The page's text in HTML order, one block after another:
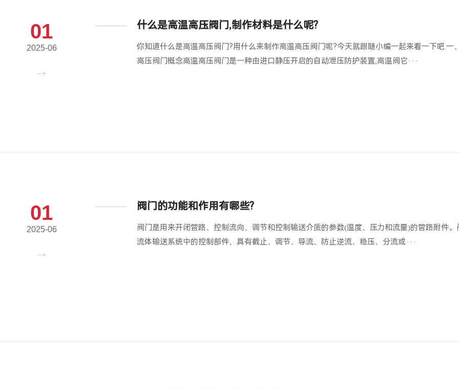
01
2025-06
什么是高温高压阀门,制作材料是什么呢?
你知道什么是高温高压阀门?用什么来制作高温高压阀门呢?今天就跟随小编一起来看一下吧.一
高压阀门概念高温高压阀门是一种由进口静压开启的自动泄压防护装置,高温阀它···
01
2025-06
阀门的功能和作用有哪些?
阀门是用来开闭管路、控制流向、调节和控制输送介质的参数(温度、压力和流量)的管路附件。
流体输送系统中的控制部件，具有截止、调节、导流、防止逆流、稳压、分流或···